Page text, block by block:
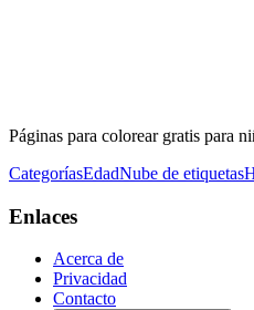
Páginas para colorear gratis para
CategoríasEdadNube de etiquetas
Enlaces
Acerca de
Privacidad
Contacto